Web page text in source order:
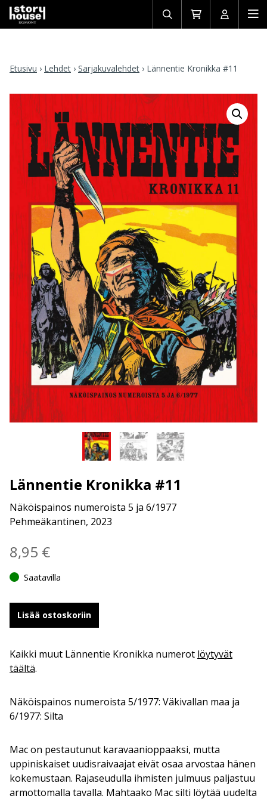
Avaa/sulje
haku
Siirry
ostoskoriin
Avaa/
Etusivu › Lehdet › Sarjakuvalehdet › Lännentie Kronikka #11
Lännentie Kronikka #11
Näköispainos numeroista 5 ja 6/1977
Pehmeäkantinen, 2023
8,95 €
Saatavilla
Lisää ostoskoriin
Kaikki muut Lännentie Kronikka numerot löytyvät
täältä.
Näköispainos numeroista 5/1977: Väkivallan maa ja
6/1977: Silta
Mac on pestautunut karavaanioppaaksi, mutta
uppiniskaiset uudisraivaajat eivät osaa arvostaa hänen
kokemustaan. Rajaseudulla ihmisten julmuus paljastuu
armottomalla tavalla. Mahtaako Mac silti löytää uudelta